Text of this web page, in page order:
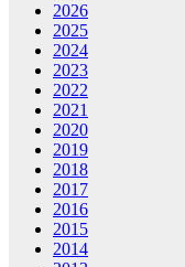
2026
2025
2024
2023
2022
2021
2020
2019
2018
2017
2016
2015
2014